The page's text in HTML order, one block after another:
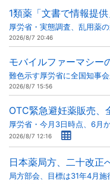
1類薬「文書で情報提
厚労省・実態調査、乱用薬
2026/8/7 20:46
モバイルファーマシー
難色示す厚労省に全国知事会
2026/8/7 15:56
OTC緊急避妊薬販売、
厚労省・今月3日時点、6月
2026/8/7 12:16
日本薬局方、二十改正
局方部会、目標は31年4月施